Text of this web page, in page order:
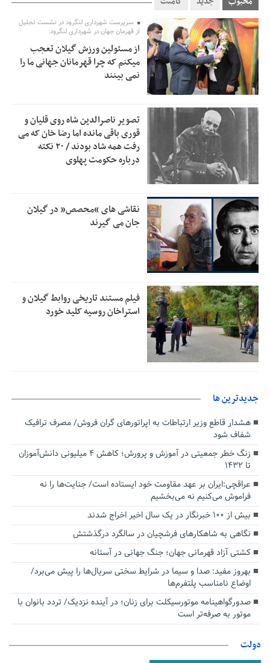
7:00
استاندار گیلان خواستار بررسی دقیق کنوانسیون خزر پیش از
تصویب در مجلس شد
0:51
پزشکیان‌: بهترین زمان برای دستیابی به توافق شرایط کنونی است/
از حقوق ملت کوتاه نمی‌آییم
13:01
عارف: جنگ اصلی امروز، جنگ روایت‌ها بر سر امید و هویت ملی
است
12:57
هشدار معاون وظیفه عمومی گیلان به سربازان فراری؛ اعطای
معافیت شایعه است
12:54
پاکستان: باید در برابر اسرائیل متحد شویم؛ عادی‌سازی هیچ
سودی ندارد
10:24 جهانگیر: امروز خبرنگاران ایران به عنوان خار چشم می‌درخشند
10:08
اتفاق عجیب در استقلال؛ امضای شجاعی پای صورت‌های مالی
٩ماه پس از استعفا
سرپرست شهرداری لنگرود در نشست تجلیل
از قهرمان جهان در شهرداری لنگرود:
از مسئولین ورزش گیلان تعجب
میکنم که چرا قهرمانان جهانی ما را
نمی بینند
تصویر ناصرالدین شاه روی قلیان و
قوری باقی مانده اما رضا خان که می
رفت همه شاد بودند / ۲۰ نکته
درباره حکومت پهلوی
نقاشی های “محصص” در گیلان
جان می گیرند
فیلم مستند تاریخی روابط گیلان و
استراخان روسیه کلید خورد
جديدترين ها
هشدار قاطع وزیر ارتباطات به اپراتورهای گران فروش/ مصرف ترافیک
شفاف شود
زنگ خطر جمعیتی در آموزش و پرورش؛ کاهش ۴ میلیونی دانش‌آموزان
تا ۱۴۳۲
عراقچی:ایران بر عهد مقاومت خود ایستاده است/ جنایت‌ها را نه
فراموش می‌کنیم نه می‌بخشیم
بیش از ۱۰۰ خبرنگار در یک سال اخیر اخراج شدند
نگاهی به شاهکارهای فرشچیان در سالگرد درگذشتش
کشتی آزاد قهرمانی جهان؛ جنگ جهانی در آستانه
بهروز مفید: صدا و سیما در شرایط سختی سریال‌ها را پیش می‌برد/
اوضاع نامناسب پلتفرم‌ها
صدورگواهینامه موتورسیکلت برای زنان؛ در آینده نزدیک/ تردد بانوان با
موتور به‌ صرفه‌تر است
دولت